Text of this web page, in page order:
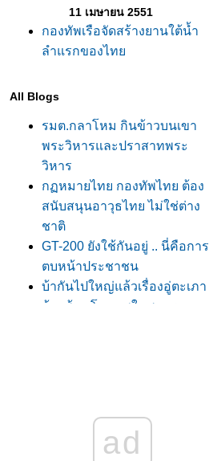
11 เมษายน 2551
กองทัพเรือจัดสร้างยานใต้น้ำ
ลำแรกของไท
All Blogs
รมต.กลาโหม กินข้าวบนเขา
พระวิหารและปราสาทพระ
วิหาร
กฏหมายไทย กองทัพไทย ต้อง
สนับสนุนอาวุธไทย ไม่ใช่ต่าง
ชาติ
GT-200 ยังใช้กันอยู่ .. นี่คือการ
ตบหน้าประชาชน
บ้ากันไปใหญ่แล้วเรื่องอู่ตะเภา
ก้าวพ้นมโนภาพในสงคราม
Security ปีนี้ที่เมืองทอง
เบา ๆ มือกับผู้ก่อการร้ายหน่อ
ad